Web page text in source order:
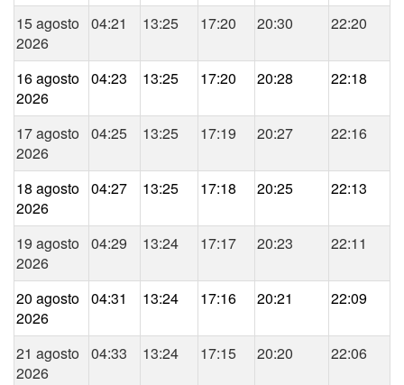
15 agosto
2026
04:21 13:25 17:20 20:30 22:20
16 agosto
2026
04:23 13:25 17:20 20:28 22:18
17 agosto
2026
04:25 13:25 17:19 20:27 22:16
18 agosto
2026
04:27 13:25 17:18 20:25 22:13
19 agosto
2026
04:29 13:24 17:17 20:23 22:11
20 agosto
2026
04:31 13:24 17:16 20:21 22:09
21 agosto
2026
04:33 13:24 17:15 20:20 22:06